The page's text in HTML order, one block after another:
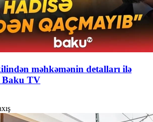
məhkəmənin detalları ilə
Baku TV